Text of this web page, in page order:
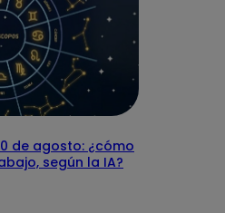
de agosto: ¿cómo
según la IA?